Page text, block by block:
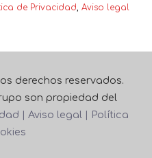
de Privacidad Aviso legal
derechos reservados.
son propiedad del
| Aviso legal |
Política